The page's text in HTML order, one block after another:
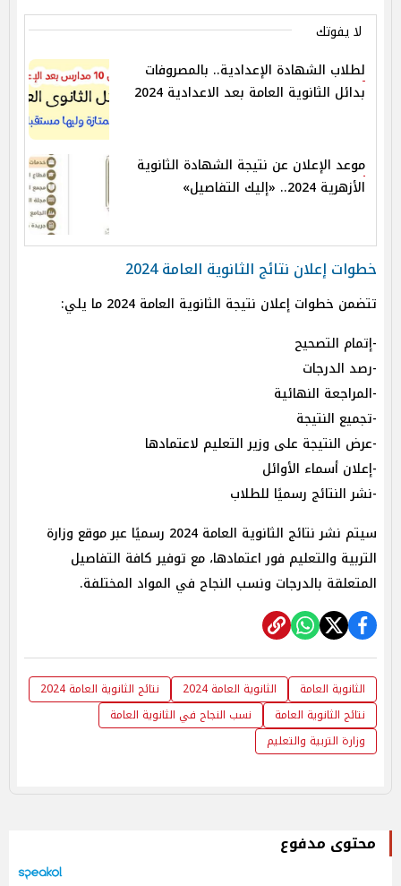
لا يفوتك
لطلاب الشهادة الإعدادية.. بالمصروفات
بدائل الثانوية العامة بعد الاعدادية 2024
موعد الإعلان عن نتيجة الشهادة الثانوية
الأزهرية 2024.. «إليك التفاصيل»
خطوات إعلان نتائج الثانوية العامة 2024
تتضمن خطوات إعلان نتيجة الثانوية العامة 2024 ما يلي:
-إتمام التصحيح
-رصد الدرجات
-المراجعة النهائية
-تجميع النتيجة
-عرض النتيجة على وزير التعليم لاعتمادها
-إعلان أسماء الأوائل
-نشر النتائج رسميًا للطلاب
سيتم نشر نتائج الثانوية العامة 2024 رسميًا عبر موقع وزارة
التربية والتعليم فور اعتمادها، مع توفير كافة التفاصيل
المتعلقة بالدرجات ونسب النجاح في المواد المختلفة.
الثانوية العامة الثانوية العامة 2024
نتائج الثانوية العامة 2024
نتائج الثانوية العامة
نسب النجاح في الثانوية العامة
وزارة التربية والتعليم
محتوى مدفوع